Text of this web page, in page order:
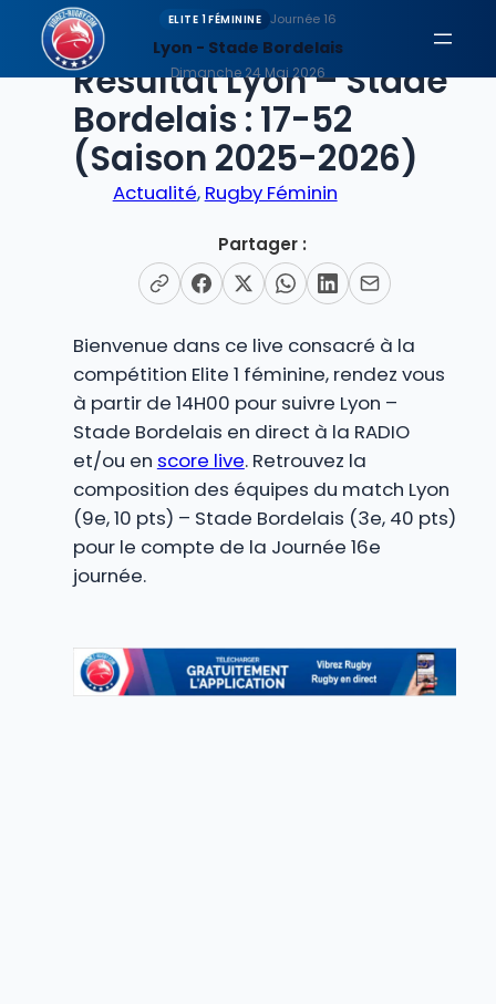
contenu
EN DIRECT
Résultat Lyon – Stade
Bordelais : 17-52
(Saison 2025-2026)
Actualité, Rugby Féminin
Partager :
Bienvenue dans ce live consacré à la
compétition Elite 1 féminine, rendez vous
à partir de 14H00 pour suivre Lyon –
Stade Bordelais en direct à la RADIO
et/ou en score live. Retrouvez la
composition des équipes du match Lyon
(9e, 10 pts) – Stade Bordelais (3e, 40 pts)
pour le compte de la Journée 16e
journée.
ELITE 1 FÉMININE Journée 16
Lyon - Stade Bordelais
Dimanche 24 Mai 2026